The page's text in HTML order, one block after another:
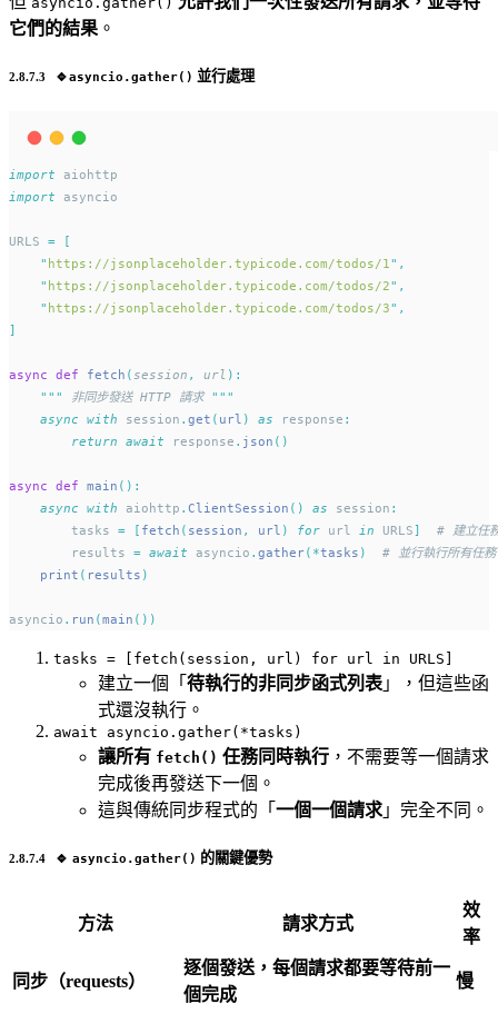
它們的結果 。
🔹asyncio.gather() 並行處理
import aiohttp
import asyncio
URLS =
[
" https://jsonplaceholder.typicode.com/todos/1 " ,
" https://jsonplaceholder.typicode.com/todos/2" ,
" https://jsonplaceholder.typicode.com/todos/3" ,
]
async def fetch ( session , url ):
"""
非同步發送 HTTP 請求 """
async with session . get ( url ) as response :
return await response . json ()
async def main ():
async with aiohttp . ClientSession () as session :
        tasks
= [ fetch ( session , url ) for url in URLS]
# 建立任
        results
= await asyncio . gather(*tasks )
# 並行執行所有任務
print ( results )
asyncio . run (main ())
tasks = [fetch(session, url) for url in URLS]
建立一個「 待執行的非同步函式列表 」，但這些函
式還沒執行。
await asyncio.gather(*tasks)
讓所有 fetch() 任務同時執行 ，不需要等一個請求
完成後再發送下一個。
這與傳統同步程式的「 一個一個請求 」完全不同。
🔹 asyncio.gather() 的關鍵優勢
方法 請求方式
效
率
同步（requests）
逐個發送，每個請求都要等待前一
個完成
慢